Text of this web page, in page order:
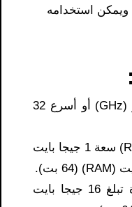
ويمكن استخدامه
معالج بسرعة 1 جيجا هرتز (GHz) أو أسرع 32
ذاكرة وصول عشوائي (RAM) سعة 1 جيجا بايت
مساحة قرص ثابت متوفرة تبلغ 16 جيجا بايت